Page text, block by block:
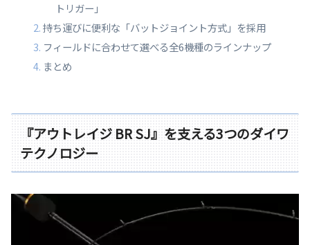
トリガー」
持ち運びに便利な「バットジョイント方式」を採用
フィールドに合わせて選べる全6機種のラインナップ
まとめ
『アウトレイジ BR SJ』を支える3つのダイワ
テクノロジー